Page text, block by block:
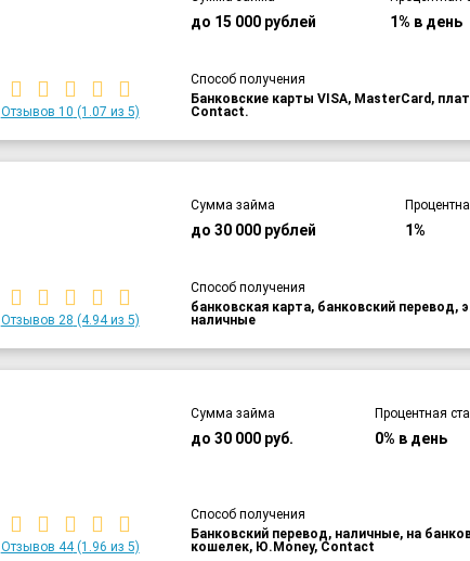
Отзывов 10 (1.07 из 5)
до 15 000 рублей 1% в день
Способ получения
Банковские карты VISA, MasterCard,
Contact.
Отзывов 28 (4.94 из 5)
Сумма займа
до 30 000 рублей 1%
Способ получения
банковская карта, банковский перевод,
наличные
Отзывов 44(1.96 из 5)
Сумма займа
до 30 000 руб.
Процентная
0% в день
Способ получения
Банковский перевод, наличные, на
кошелек, Ю.Money, Contact